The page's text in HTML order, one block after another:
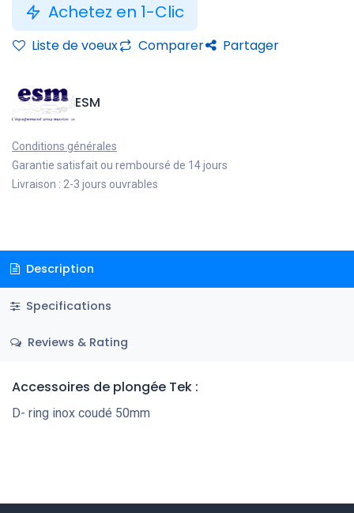
Achetez en 1-Clic
Liste de voeux Comparer Partager
ESM
Conditions générales
Garantie satisfait ou remboursé de 14 jours
Livraison : 2-3 jours ouvrables
Description
Specifications
Reviews & Rating
Accessoires de plongée Tek :
D- ring inox coudé 50mm